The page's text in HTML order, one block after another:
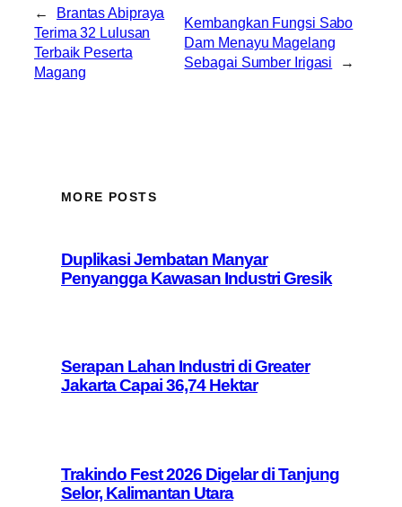
←
Brantas Abipraya
Terima 32 Lulusan
Terbaik Peserta
Magang
Kembangkan Fungsi Sabo
Dam Menayu Magelang
Sebagai Sumber Irigasi
→
MORE POSTS
Duplikasi Jembatan Manyar
Penyangga Kawasan Industri Gresik
Serapan Lahan Industri di Greater
Jakarta Capai 36,74 Hektar
Trakindo Fest 2026 Digelar di Tanjung
Selor, Kalimantan Utara